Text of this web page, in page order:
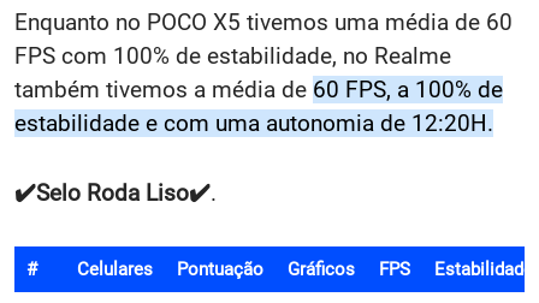
Enquanto no POCO X5 tivemos uma média de 60
FPS com 100% de estabilidade, no Realme
também tivemos a média de 60 FPS, a 100% de
estabilidade e com uma autonomia de 12:20H.
✔️Selo Roda Liso✔️.
# Celulares Pontuação Gráficos FPS Estabilidade